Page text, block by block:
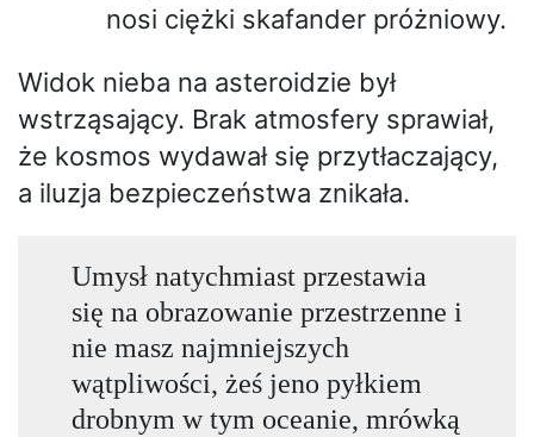
nosi ciężki skafander próżniowy.
Widok nieba na asteroidzie był
wstrząsający. Brak atmosfery sprawiał,
że kosmos wydawał się przytłaczający,
a iluzja bezpieczeństwa znikała.
Umysł natychmiast przestawia
się na obrazowanie przestrzenne i
nie masz najmniejszych
wątpliwości, żeś jeno pyłkiem
drobnym w tym oceanie, mrówką